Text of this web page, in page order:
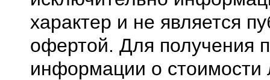
характер и не является
офертой. Для получения
информации о стоимости